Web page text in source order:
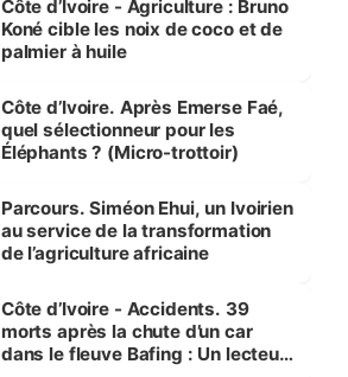
Côte d’Ivoire - Agriculture : Bruno
Koné cible les noix de coco et de
palmier à huile
Côte d’Ivoire. Après Emerse Faé,
quel sélectionneur pour les
Éléphants ? (Micro-trottoir)
Parcours. Siméon Ehui, un Ivoirien
au service de la transformation
de l’agriculture africaine
Côte d’Ivoire - Accidents. 39
morts après la chute d’un car
dans le fleuve Bafing : Un lecteur